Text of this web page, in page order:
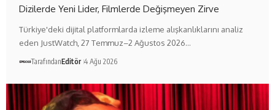
Dizilerde Yeni Lider, Filmlerde Değişmeyen Zirve
Türkiye'deki dijital platformlarda izleme alışkanlıklarını analiz
eden JustWatch, 27 Temmuz–2 Ağustos 2026…
TarafındanEditör 4 Ağu 2026